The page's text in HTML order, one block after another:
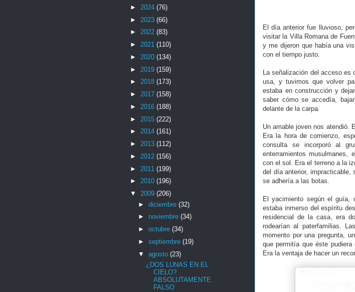
El día anterior fue lluvioso,
visitar la Villa Romana de
y me dijeron que había una
con el tiempo justo.
La señalización del acceso es
usa, y tuvimos que volver
estaba en construcción y
saber cómo se accedía,
delante de la carpa.
Un amable joven nos atendió.
Era la hora de comienzo,
consulta se incorporó al
enterramientos musulmanes,
con el sol. Era el terreno a la
del día anterior, impracticable,
se adhería a las botas.
El yacimiento según el guía,
estaba inmerso del espíritu
residencial de la casa, era
rodearían al paterfamilias.
momento por una pregunta,
que permitía que éste
Era la ventaja de hacer un
► 2024 (76)
► 2023 (66)
► 2022 (83)
► 2021 (110)
► 2020 (134)
► 2019 (159)
► 2018 (173)
► 2017 (158)
► 2016 (188)
► 2015 (222)
► 2014 (161)
► 2013 (112)
► 2012 (156)
► 2011 (199)
► 2010 (196)
▼ 2009 (206)
► diciembre (32)
► noviembre (34)
► octubre (34)
► septiembre (19)
▼ agosto (23)
¿DOS LUNAS EN EL
CIELO?
ABSOLUTAMENTE
FALSO